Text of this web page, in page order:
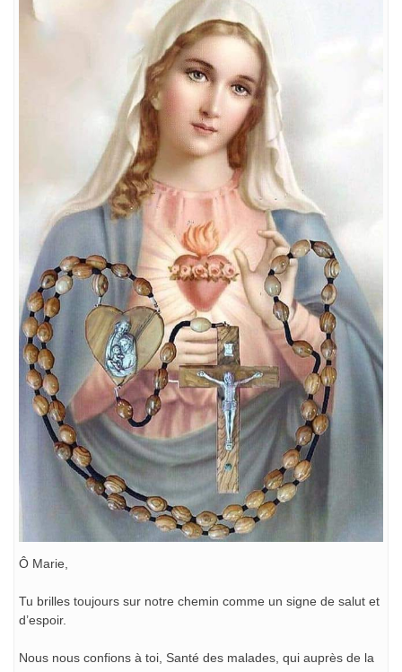
Ô Marie,
Tu brilles toujours sur notre chemin comme un signe de salut et
d’espoir.
Nous nous confions à toi, Santé des malades, qui auprès de la